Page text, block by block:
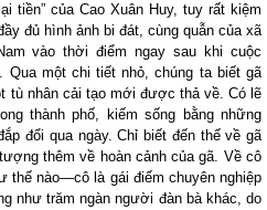
tiền” của Cao Xuân Huy, tuy rất kiệm
đủ hình ảnh bi đát, cùng quẫn của xã
vào thời điểm ngay sau khi cuộc
Qua một chi tiết nhỏ, chúng ta biết gã
tù nhân cải tạo mới được thả về. Có lẽ
thành phố, kiếm sống bằng những
đổi qua ngày. Chỉ biết đến thế về gã
thêm về hoàn cảnh của gã. Về cô
thế nào—cô là gái điếm chuyên nghiệp
như trăm ngàn người đàn bà khác, do